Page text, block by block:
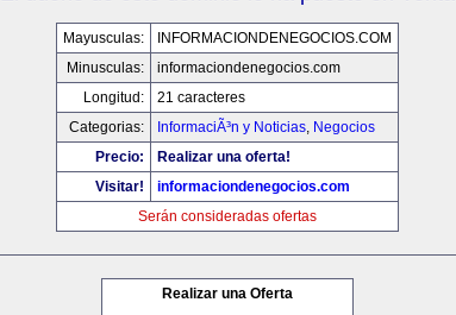
Mayusculas:
INFORMACIONDENEGOCIOS.COM
Minusculas:
informaciondenegocios.com
Longitud:
21 caracteres
Categorias:
InformaciÃ³n y Noticias, Negocios
Precio:
Realizar una oferta!
Visitar!
informaciondenegocios.com
Serán consideradas ofertas
Realizar una Oferta